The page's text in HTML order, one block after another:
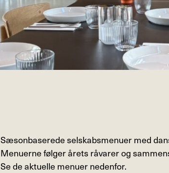
Sæsonbaserede selskabsmenuer med
Menuerne følger årets råvarer og
Se de aktuelle menuer nedenfor.